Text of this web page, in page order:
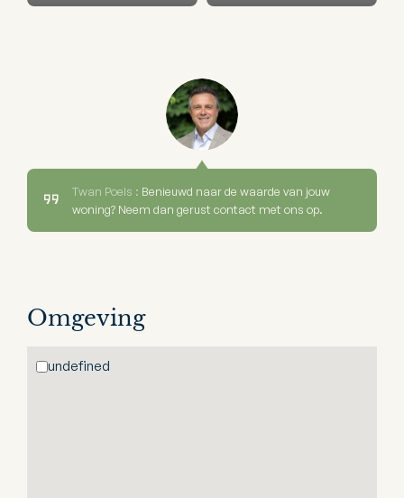
Twan Poels : Benieuwd naar de waarde van jouw
woning? Neem dan gerust contact met ons op.
Omgeving
undefined